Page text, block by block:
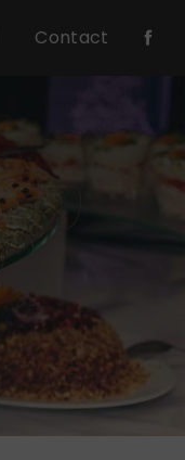
Contact